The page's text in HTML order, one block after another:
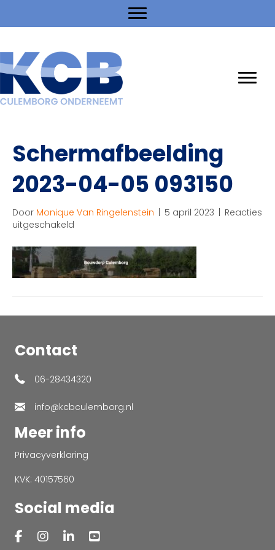
Schermafbeelding
2023-04-05 093150
Door Monique Van Ringelenstein | 5 april 2023 | Reacties
uitgeschakeld
2023-
04-
05
Contact
06-28434320
info@kcbculemborg.nl
Meer info
Privacyverklaring
KVK: 40157560
Social media